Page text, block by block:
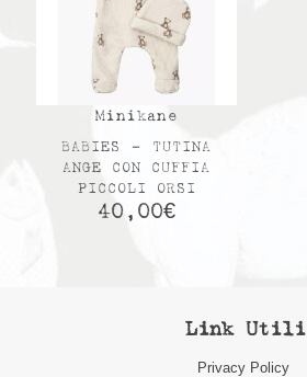
Minikane
BABIES – TUTINA
ANGE CON CUFFIA
PICCOLI ORSI
40,00€
Link Utili
Privacy Policy